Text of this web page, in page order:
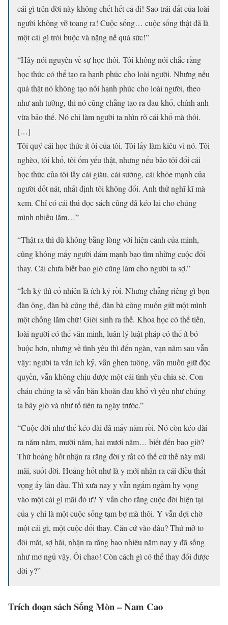
cái gì trên đời này không chết hết cả đi! Sao trái đất của loài
người không vỡ toang ra! Cuộc sống… cuộc sống thật đã là
một cái gì trói buộc và nặng nề quá sức!”
“Hãy nói nguyên về sự học thôi. Tôi không nói chắc rằng
học thức có thể tạo ra hạnh phúc cho loài người. Nhưng nếu
quả thật nó không tạo nổi hạnh phúc cho loài người, theo
như anh tưởng, thì nó cũng chẳng tạo ra đau khổ, chính anh
vừa bảo thế. Nó chỉ làm người ta nhìn rõ cái khổ mà thôi.
[…]
Tôi quý cái học thức ít ỏi của tôi. Tôi lấy làm kiêu vì nó. Tôi
nghèo, tôi khổ, tôi ốm yếu thật, nhưng nếu bảo tôi đổi cái
học thức của tôi lấy cái giàu, cái sướng, cái khỏe mạnh của
người dốt nát, nhất định tôi không đổi. Anh thử nghĩ kĩ mà
xem. Chỉ có cái thú đọc sách cũng đã kéo lại cho chúng
mình nhiều lắm…”
“Thật ra thì dù không bằng lòng với hiện cảnh của mình,
cũng không mấy người dám mạnh bạo tìm những cuộc đổi
thay. Cái chưa biết bao giờ cũng làm cho người ta sợ.”
“Ích kỷ thì cố nhiên là ích kỷ rồi. Nhưng chẳng riêng gì bọn
đàn ông, đàn bà cũng thế, đàn bà cũng muốn giữ một mình
một chồng lắm chứ! Giời sinh ra thế. Khoa học có thể tiến,
loài người có thể văn minh, luân lý luật pháp có thể ít bó
buộc hơn, nhưng về tình yêu thì đến ngàn, vạn năm sau vẫn
vậy: người ta vẫn ích kỷ, vẫn ghen tuông, vẫn muốn giữ độc
quyền, vẫn không chịu được một cái tình yêu chia sẻ. Con
cháu chúng ta sẽ vẫn băn khoăn đau khổ vì yêu như chúng
ta bây giờ và như tổ tiên ta ngày trước.”
“Cuộc đời như thế kéo dài đã mấy năm rồi. Nó còn kéo dài
ra năm năm, mười năm, hai mươi năm… biết đến bao giờ?
Thứ hoảng hốt nhận ra rằng đời y rất có thể cứ thế này mãi
mãi, suốt đời. Hoảng hốt như là y mới nhận ra cái điều thất
vọng ấy lần đầu. Thì xưa nay y vẫn ngấm ngầm hy vọng
vào một cái gì mãi đó ư? Y vẫn cho rằng cuộc đời hiện tại
của y chỉ là một cuộc sống tạm bợ mà thôi. Y vẫn đợi chờ
một cái gì, một cuộc đổi thay. Căn cứ vào đâu? Thứ mở to
đôi mắt, sợ hãi, nhận ra rằng bao nhiêu năm nay y đã sống
như mơ ngủ vậy. Ôi chao! Còn cách gì có thể thay đổi được
đời y?”
Trích đoạn sách Sống Mòn – Nam Cao